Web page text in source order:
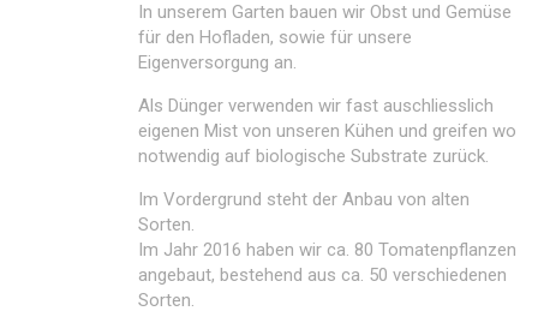
In unserem Garten bauen wir Obst und Gemüse
für den Hofladen, sowie für unsere
Eigenversorgung an.
Als Dünger verwenden wir fast auschliesslich
eigenen Mist von unseren Kühen und greifen wo
notwendig auf biologische Substrate zurück.
Im Vordergrund steht der Anbau von alten
Sorten.
Im Jahr 2016 haben wir ca. 80 Tomatenpflanzen
angebaut, bestehend aus ca. 50 verschiedenen
Sorten.